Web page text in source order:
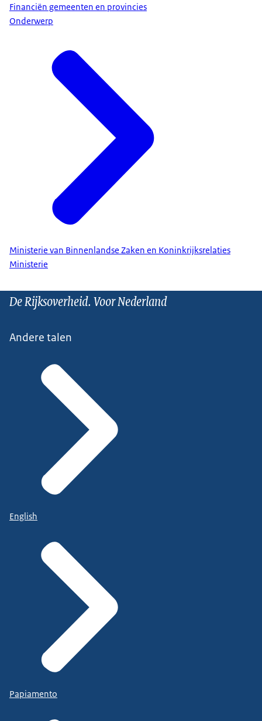
Financiën gemeenten en provincies
Onderwerp
Ministerie van Binnenlandse Zaken en Koninkrijksrelaties
Ministerie
De Rijksoverheid. Voor Nederland
Andere talen
English
Papiamento